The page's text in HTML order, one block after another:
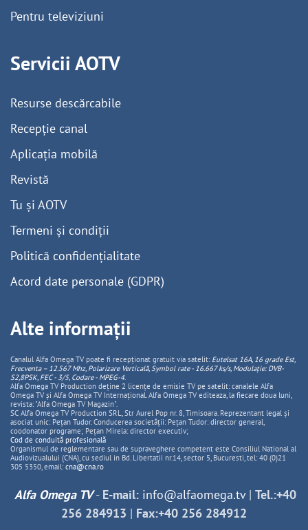
Pentru televiziuni
Servicii AOTV
Resurse descărcabile
Recepție canal
Aplicația mobilă
Revistă
Tu și AOTV
Termeni și condiții
Politică confidențialitate
Acord date personale (GDPR)
Alte informații
Canalul Alfa Omega TV poate fi recepționat gratuit via satelit: Eutelsat 16A, 16 grade Est,
Frecventa – 12.567 Mhz, PolarizareVerticală, Symbol rate - 16.667 ks/s, Modulație: DVB-
S2,8PSK, FEC - 3/5, Codare - MPEG-4.
Alfa Omega TV Production deține 2 licențe de emisie TV pe satelit: canalele Alfa
Omega TV și Alfa Omega TV Internațional. Alfa Omega TV editeaza, la fiecare doua luni,
revista: "Alfa Omega TV Magazin".
SC Alfa Omega TV Production SRL, Str Aurel Pop nr. 8, Timisoara. Reprezentant legal și
asociat unic: Pețan Tudor. Conducerea societății: Pețan Tudor: director general,
coodonator programe; Pețan Mirela: director executiv;
Cod de conduită profesională
Organismul de reglementare sau de supraveghere competent este Consiliul National al
Audiovizualului (CNA), cu sediul in Bd. Libertatii nr.14, sector 5, Bucuresti, tel: 40 (0)21
305 5350, email: cna@cna.ro
Alfa Omega TV- E-mail: info@alfaomega.tv| Tel.:+40
256 284913 | Fax:+40 256 284912